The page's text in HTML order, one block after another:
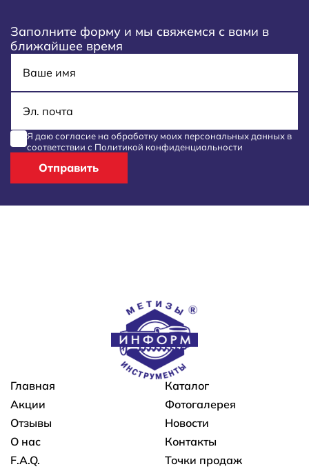
Заполните форму и мы свяжемся с вами в
ближайшее время
Я даю согласие на обработку моих персональных данных в
соответствии с Политикой конфиденциальности
Отправить
Основная навигация
Главная
Каталог
Акции
Фотогалерея
Отзывы
Новости
О нас
Контакты
F.A.Q.
Точки продаж